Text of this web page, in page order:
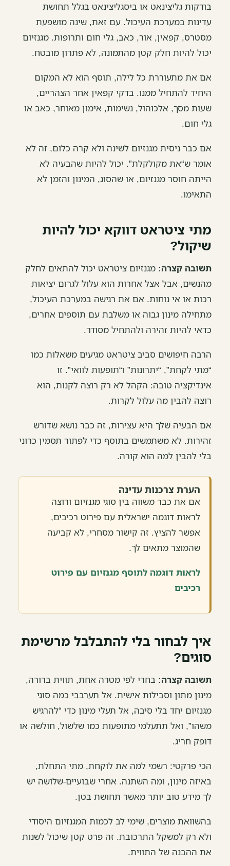
בודקות גליצינאט או ביסגליצינאט בגלל תחושת
עדינות במערכת העיכול. עם זאת, שינה מושפעת
מסטרס, קפאין, אור, כאב, גלי חום ותרופות. מגנזיום
יכול להיות חלק קטן מהתמונה, לא פתרון מובטח.
אם את מתעוררת כל לילה, תוסף הוא לא המקום
היחיד להתחיל ממנו. בדקי קפאין אחר הצהריים,
שעות מסך, אלכוהול, נשימות, אימון מאוחר, כאב או
גלי חום.
אם כבר ניסית מגנזיום לשינה ולא קרה כלום, זה לא
אומר ש“את מקולקלת”. יכול להיות שהבעיה לא
הייתה חוסר מגנזיום, או שהסוג, המינון והזמן לא
התאימו.
מתי ציטראט דווקא יכול להיות
שיקול?
תשובה קצרה: מגנזיום ציטראט יכול להתאים לחלק
מהנשים, אבל אצל אחרות הוא עלול לגרום יציאות
רכות או אי נוחות. אם את רגישה במערכת העיכול,
מתחילה מינון גבוה או משלבת עם תוספים אחרים,
כדאי להיות זהירה ולהתחיל מסודר.
הרבה חיפושים סביב ציטראט מגיעים משאלות כמו
“מתי לקחת”, “יתרונות” ו“תופעות לוואי”. זו
אינדיקציה טובה: הקהל לא רק רוצה לקנות, הוא
רוצה להבין מה עלול לקרות.
אם הבעיה שלך היא עצירות, זה כבר נושא שדורש
זהירות. לא משתמשים בתוסף כדי לפתור תסמין כרוני
בלי להבין למה הוא קורה.
הערת צרכנות עדינה
אם את כבר משווה בין סוגי מגנזיום ורוצה
לראות דוגמה ישראלית עם פירוט רכיבים,
אפשר להציץ. זה קישור מסחרי, לא קביעה
שהמוצר מתאים לך.
לראות דוגמה לתוסף מגנזיום עם פירוט
רכיבים
איך לבחור בלי להתבלבל מרשימת
סוגים?
תשובה קצרה: בחרי לפי מטרה אחת, תווית ברורה,
מינון מתון וסבילות אישית. אל תערבבי כמה סוגי
מגנזיום יחד בלי סיבה, אל תעלי מינון כדי “להרגיש
משהו”, ואל תתעלמי מתופעות כמו שלשול, חולשה או
דופק חריג.
הכי פרקטי: רשמי למה את לוקחת, מתי התחלת,
באיזה מינון, ומה השתנה. אחרי שבועיים-שלושה יש
לך מידע טוב יותר מאשר תחושת בטן.
בהשוואת מוצרים, שימי לב לכמות המגנזיום היסודי
ולא רק למשקל התרכובת. זה פרט קטן שיכול לשנות
את ההבנה של התווית.